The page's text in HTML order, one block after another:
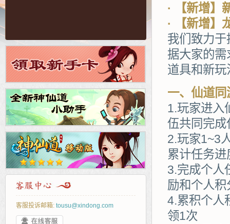
客服投诉邮箱: tousu@xindong.com
· 【新增
· 【新增
我们致力
据大家的
道具和新
一、仙道同
1.玩家进入
伍共同完
2.玩家1~3
累计任务进
3.完成个人
励和个人
4.累积个人
领1次